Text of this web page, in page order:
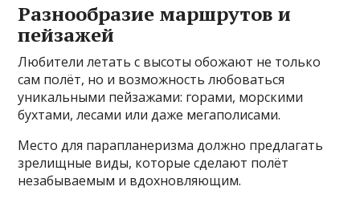
Разнообразие маршрутов и
пейзажей
Любители летать с высоты обожают не только
сам полёт, но и возможность любоваться
уникальными пейзажами: горами, морскими
бухтами, лесами или даже мегаполисами.
Место для парапланеризма должно предлагать
зрелищные виды, которые сделают полёт
незабываемым и вдохновляющим.